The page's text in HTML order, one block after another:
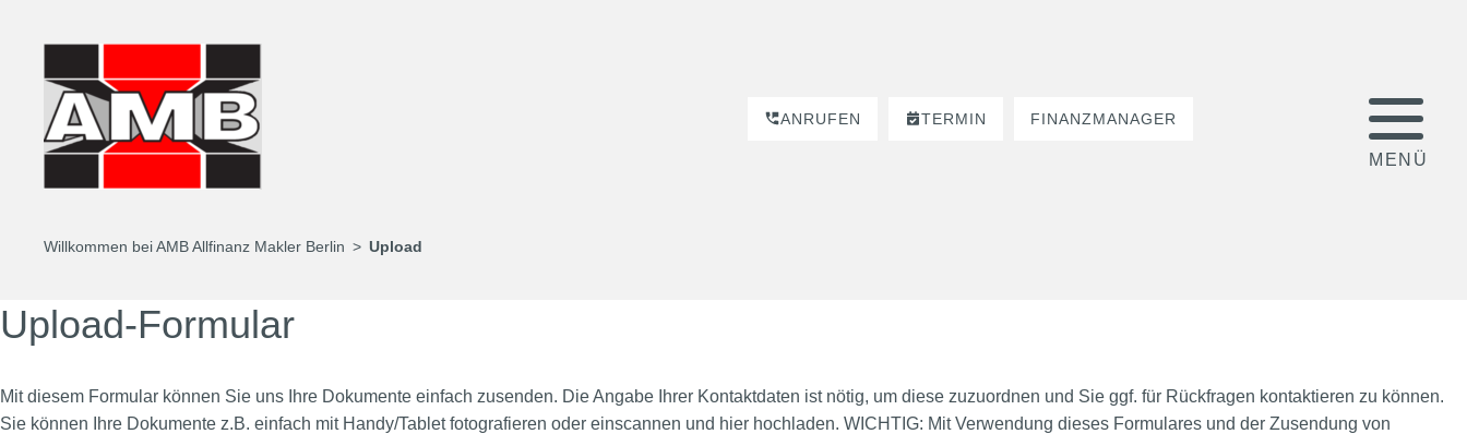
ANRUFEN TERMIN FINANZMANAGER
Willkommen bei AMB Allfinanz Makler Berlin Upload
Upload-Formular
Mit diesem Formular können Sie uns Ihre Dokumente einfach zusenden. Die Angabe Ihrer Kontaktdaten ist nötig, um diese zuzuordnen und Sie ggf. für Rückfragen kontaktieren zu können.
Sie können Ihre Dokumente z.B. einfach mit Handy/Tablet fotografieren oder einscannen und hier hochladen. WICHTIG: Mit Verwendung dieses Formulares und der Zusendung von